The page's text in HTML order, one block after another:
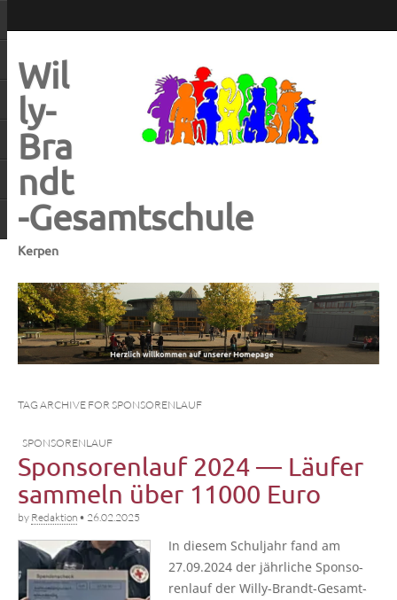
Wil
ly-
Bra
ndt
-Gesamtschule
Kerpen
TAG ARCHIVE FOR SPONSORENLAUF
SPONSORENLAUF
Sponsorenlauf 2024 — Läufer
sammeln über 11000 Euro
by Redaktion • 26.02.2025
In die­sem Schul­jahr fand am
27.09.2024 der jähr­li­che Spon­so­
ren­lauf der Wil­­ly-Brandt-Gesam­t­­